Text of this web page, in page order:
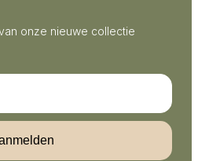
onze nieuwe collectie